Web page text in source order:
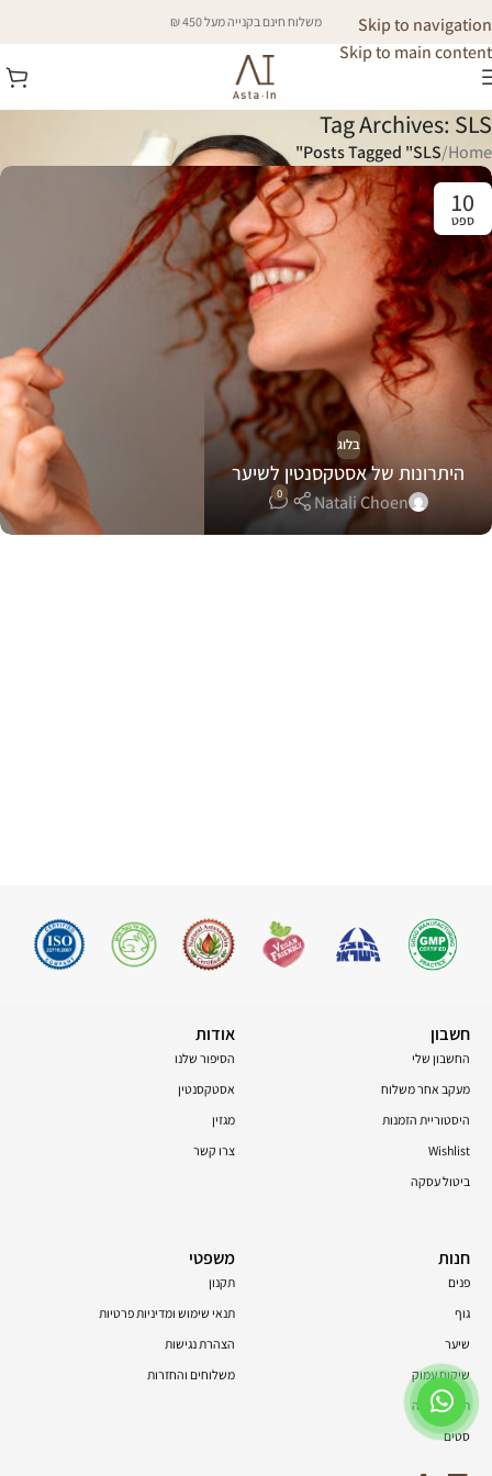
Skip to navigation
Skip to main content
משלוח חינם בקנייה מעל 450 ₪
Tag Archives: SLS
Home
/
Posts Tagged "SLS"
10
ספט
בלוג
היתרונות של אסטקסנטין לשיער
Natali Choen
0
חשבון
החשבון שלי
מעקב אחר משלוח
היסטוריית הזמנות
Wishlist
ביטול עסקה
אודות
הסיפור שלנו
אסטקסנטין
מגזין
צרו קשר
חנות
פנים
גוף
שיער
שיקום עמוק
תוספי תזונה
סטים
משפטי
תקנון
תנאי שימוש ומדיניות פרטיות
הצהרת נגישות
משלוחים והחזרות